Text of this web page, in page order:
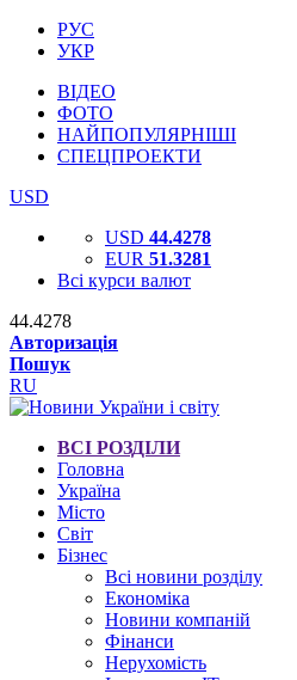
РУС
УКР
ВІДЕО
ФОТО
НАЙПОПУЛЯРНІШІ
СПЕЦПРОЕКТИ
USD
USD 44.4278
EUR 51.3281
Всі курси валют
44.4278
Авторизація
Пошук
RU
ВСІ РОЗДІЛИ
Головна
Україна
Місто
Світ
Бізнес
Всі новини розділу
Економіка
Новини компаній
Фінанси
Нерухомість